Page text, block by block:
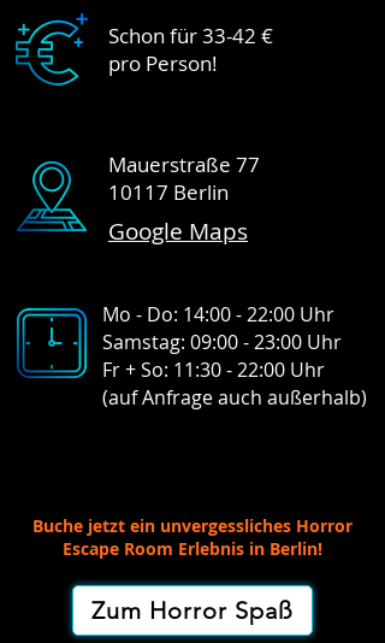
Schon für 33-42 €
pro Person!
Mauerstraße 77
10117 Berlin
Google Maps
Mo - Do: 14:00 - 22:00 Uhr
Samstag: 09:00 - 23:00 Uhr
Fr + So: 11:30 - 22:00 Uhr
(auf Anfrage auch außerhalb)
Buche jetzt ein unvergessliches Horror
Escape Room Erlebnis in Berlin!
Zum Horror Spaß